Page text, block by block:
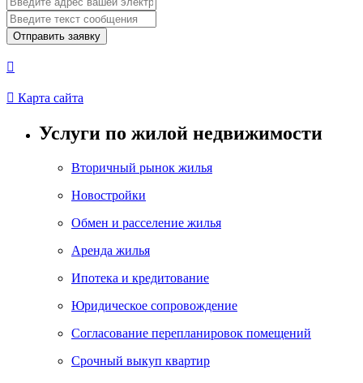
Отправить заявку

 Карта сайта
Услуги по жилой недвижимости
Вторичный рынок жилья
Новостройки
Обмен и расселение жилья
Аренда жилья
Ипотека и кредитование
Юридическое сопровождение
Согласование перепланировок помещений
Срочный выкуп квартир